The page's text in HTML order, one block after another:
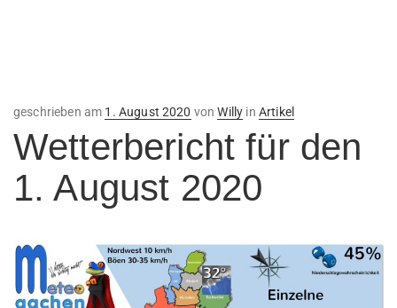
geschrieben am Veröffentlicht
1. August 2020 vonWilly in Artikel
Wetterbericht für den
1. August 2020